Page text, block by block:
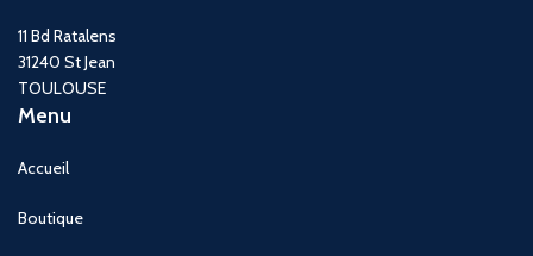
11 Bd Ratalens
31240 St Jean
TOULOUSE
Menu
Accueil
Boutique